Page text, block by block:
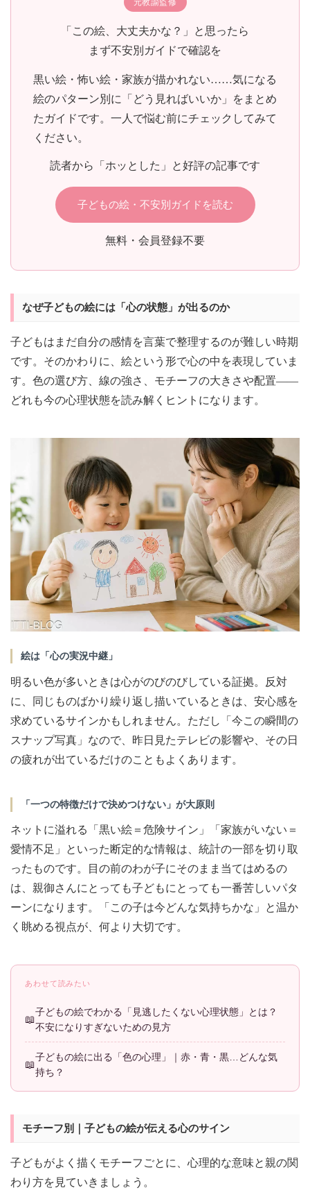
元教諭監修
「この絵、大丈夫かな？」と思ったら
まず不安別ガイドで確認を
黒い絵・怖い絵・家族が描かれない……気になる
絵のパターン別に「どう見ればいいか」をまとめ
たガイドです。一人で悩む前にチェックしてみて
ください。
読者から「ホッとした」と好評の記事です
子どもの絵・不安別ガイドを読む
無料・会員登録不要
なぜ子どもの絵には「心の状態」が出るのか
子どもはまだ自分の感情を言葉で整理するのが難しい時期
です。そのかわりに、絵という形で心の中を表現していま
す。色の選び方、線の強さ、モチーフの大きさや配置——
どれも今の心理状態を読み解くヒントになります。
絵は「心の実況中継」
明るい色が多いときは心がのびのびしている証拠。反対
に、同じものばかり繰り返し描いているときは、安心感を
求めているサインかもしれません。ただし「今この瞬間の
スナップ写真」なので、昨日見たテレビの影響や、その日
の疲れが出ているだけのこともよくあります。
「一つの特徴だけで決めつけない」が大原則
ネットに溢れる「黒い絵＝危険サイン」「家族がいない＝
愛情不足」といった断定的な情報は、統計の一部を切り取
ったものです。目の前のわが子にそのまま当てはめるの
は、親御さんにとっても子どもにとっても一番苦しいパタ
ーンになります。「この子は今どんな気持ちかな」と温か
く眺める視点が、何より大切です。
あわせて読みたい
子どもの絵でわかる「見逃したくない心理状態」とは？
不安になりすぎないための見方
子どもの絵に出る「色の心理」｜赤・青・黒…どんな気
持ち？
モチーフ別｜子どもの絵が伝える心のサイン
子どもがよく描くモチーフごとに、心理的な意味と親の関
わり方を見ていきましょう。